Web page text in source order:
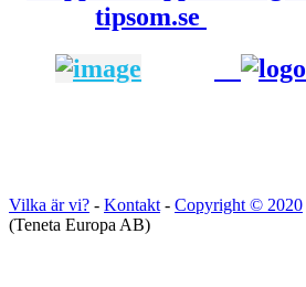
tipsom.se
Vilka är vi? - Kontakt - Copyright © 2020
(Teneta Europa AB)